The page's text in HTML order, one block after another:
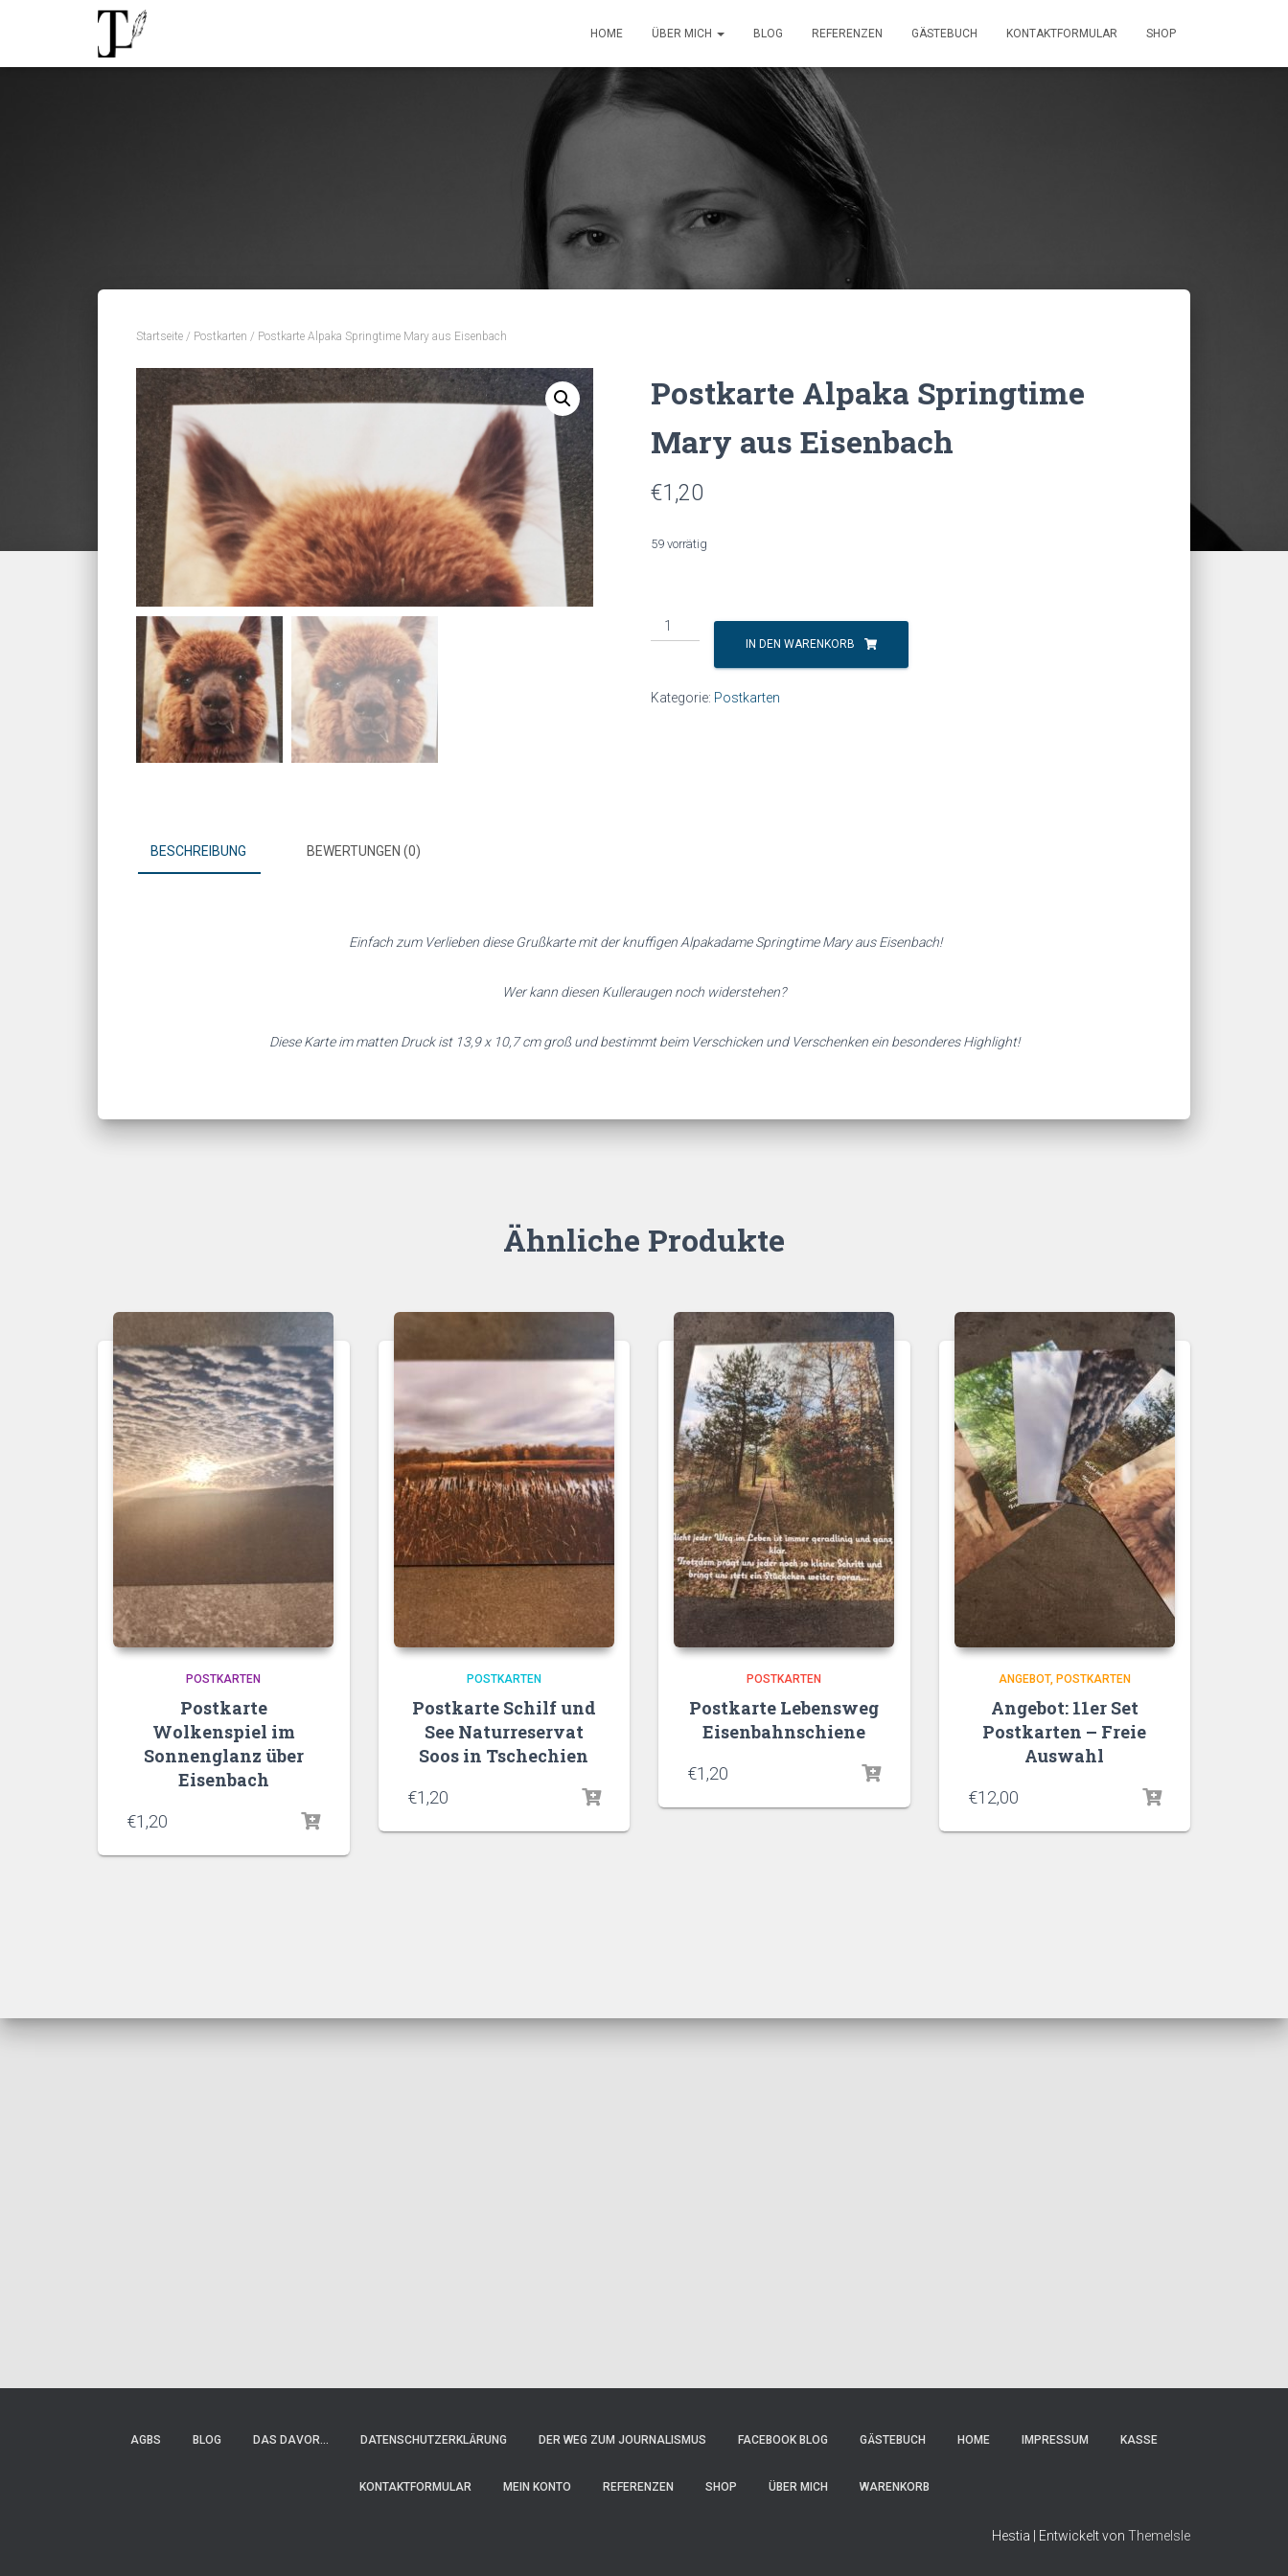
HOME ÜBER MICH BLOG REFERENZEN GÄSTEBUCH KONTAKTFORMULAR SHOP
Startseite / Postkarten / Postkarte Alpaka Springtime Mary aus Eisenbach
Postkarte Alpaka Springtime
Mary aus Eisenbach
€1,20
59 vorrätig
IN DEN WARENKORB
Kategorie: Postkarten
BESCHREIBUNG BEWERTUNGEN (0)
Einfach zum Verlieben diese Grußkarte mit der knuffigen Alpakadame Springtime Mary aus Eisenbach!
Wer kann diesen Kulleraugen noch widerstehen?
Diese Karte im matten Druck ist 13,9 x 10,7 cm groß und bestimmt beim Verschicken und Verschenken ein besonderes Highlight!
Ähnliche Produkte
POSTKARTEN
Postkarte
Wolkenspiel im
Sonnenglanz über
Eisenbach
€1,20
POSTKARTEN
Postkarte Schilf und
See Naturreservat
Soos in Tschechien
€1,20
POSTKARTEN
Postkarte Lebensweg
Eisenbahnschiene
€1,20
ANGEBOT POSTKARTEN
Angebot: 11er Set
Postkarten – Freie
Auswahl
€12,00
AGBS BLOG DAS DAVOR… DATENSCHUTZERKLÄRUNG DER WEG ZUM JOURNALISMUS FACEBOOK BLOG GÄSTEBUCH HOME IMPRESSUM KASSE
KONTAKTFORMULAR MEIN KONTO REFERENZEN SHOP ÜBER MICH WARENKORB
Hestia | Entwickelt von ThemeIsle